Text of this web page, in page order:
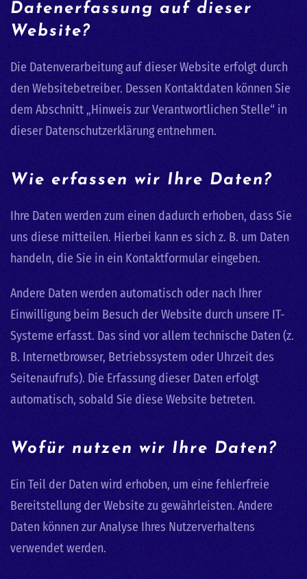
Datenerfassung auf dieser
Website?
Die Datenverarbeitung auf dieser Website erfolgt durch
den Websitebetreiber. Dessen Kontaktdaten können Sie
dem Abschnitt „Hinweis zur Verantwortlichen Stelle“ in
dieser Datenschutzerklärung entnehmen.
Wie erfassen wir Ihre Daten?
Ihre Daten werden zum einen dadurch erhoben, dass Sie
uns diese mitteilen. Hierbei kann es sich z. B. um Daten
handeln, die Sie in ein Kontaktformular eingeben.
Andere Daten werden automatisch oder nach Ihrer
Einwilligung beim Besuch der Website durch unsere IT-
Systeme erfasst. Das sind vor allem technische Daten (z.
B. Internetbrowser, Betriebssystem oder Uhrzeit des
Seitenaufrufs). Die Erfassung dieser Daten erfolgt
automatisch, sobald Sie diese Website betreten.
Wofür nutzen wir Ihre Daten?
Ein Teil der Daten wird erhoben, um eine fehlerfreie
Bereitstellung der Website zu gewährleisten. Andere
Daten können zur Analyse Ihres Nutzerverhaltens
verwendet werden.